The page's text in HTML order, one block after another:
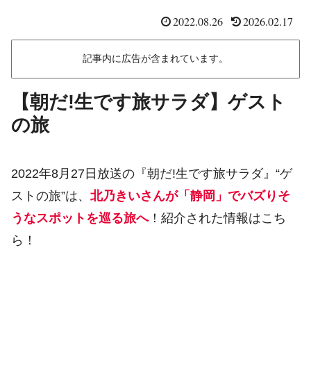
2022.08.26 2026.02.17
記事内に広告が含まれています。
【朝だ!生です旅サラダ】ゲスト
の旅
2022年8月27日放送の『朝だ!生です旅サラダ』“ゲ
ストの旅”は、 北乃きいさんが「静岡」でバズりそ
うなスポットを巡る旅へ！紹介された情報はこち
ら！